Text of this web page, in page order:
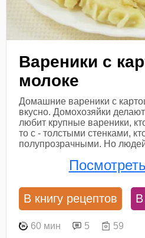
Вареники с
молоке
Домашние вареники с
вкусно. Домохозяйки
любит крупные вареники,
то с - толстыми стенками,
полупрозрачными. Но
В книгу рецептов В
60 мин 5 59